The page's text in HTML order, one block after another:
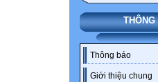
THÔNG
Thông báo
Giới thiệu chung